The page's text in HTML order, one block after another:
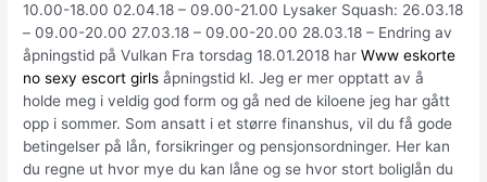
10.00-18.00 02.04.18 – 09.00-21.00 Lysaker Squash: 26.03.18
– 09.00-20.00 27.03.18 – 09.00-20.00 28.03.18 – Endring av
åpningstid på Vulkan Fra torsdag 18.01.2018 harWww eskorte
no sexy escort girls åpningstid kl. Jeg er mer opptatt av å
holde meg i veldig god form og gå ned de kiloene jeg har gått
opp i sommer. Som ansatt i et større finanshus, vil du få gode
betingelser på lån, forsikringer og pensjonsordninger. Her kan
du regne ut hvor mye du kan låne og se hvor stort boliglån du